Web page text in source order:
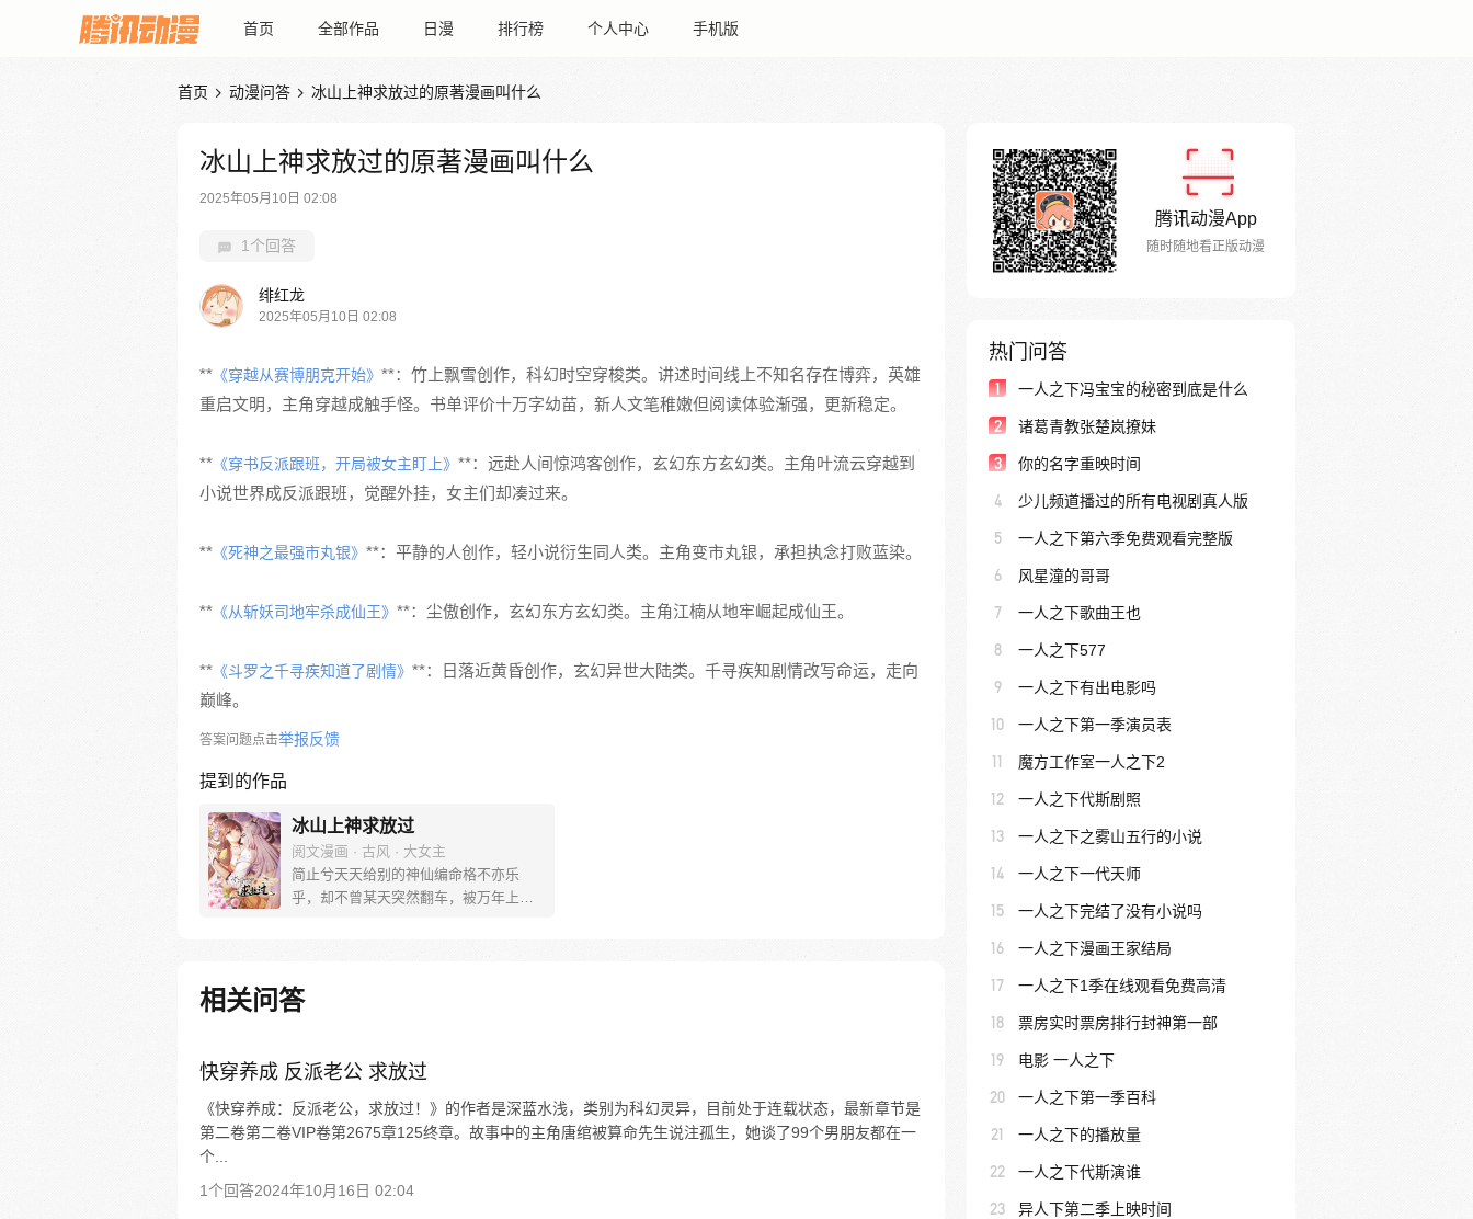
首页 全部作品 日漫 排行榜 个人中心 手机版
首页  动漫问答  冰山上神求放过的原著漫画叫什么
冰山上神求放过的原著漫画叫什么
2025年05月10日 02:08
1个回答
绯红龙
2025年05月10日 02:08
** 《穿越从赛博朋克开始》 **：竹上飘雪创作，科幻时空穿梭类。讲述时间线上不知名存在博弈，英雄
重启文明，主角穿越成触手怪。书单评价十万字幼苗，新人文笔稚嫩但阅读体验渐强，更新稳定。
** 《穿书反派跟班，开局被女主盯上》 **：远赴人间惊鸿客创作，玄幻东方玄幻类。主角叶流云穿越到
小说世界成反派跟班，觉醒外挂，女主们却凑过来。
** 《死神之最强市丸银》 **：平静的人创作，轻小说衍生同人类。主角变市丸银，承担执念打败蓝染。
** 《从斩妖司地牢杀成仙王》 **：尘傲创作，玄幻东方玄幻类。主角江楠从地牢崛起成仙王。
** 《斗罗之千寻疾知道了剧情》 **：日落近黄昏创作，玄幻异世大陆类。千寻疾知剧情改写命运，走向
巅峰。
答案问题点击举报反馈
提到的作品
冰山上神求放过
阅文漫画 · 古风 · 大女主
简止兮天天给别的神仙编命格不亦乐
乎，却不曾某天突然翻车，被万年上神
过我，我只是一介小小的司命呀……等
等，这块千年冰块，竟然化了？他这是
相关问答
快穿养成 反派老公 求放过
《快穿养成：反派老公，求放过！》的作者是深蓝水浅，类别为科幻灵异，目前处于连载状态，最新章节是
第二卷第二卷VIP卷第2675章125终章。故事中的主角唐绾被算命先生说注孤生，她谈了99个男朋友都在一
个...
1个回答2024年10月16日 02:04
腾讯动漫App
随时随地看正版动漫
热门问答
1 一人之下冯宝宝的秘密到底是什么
2 诸葛青教张楚岚撩妹
3 你的名字重映时间
4 少儿频道播过的所有电视剧真人版
5 一人之下第六季免费观看完整版
6 风星潼的哥哥
7 一人之下歌曲王也
8 一人之下577
9 一人之下有出电影吗
10 一人之下第一季演员表
11 魔方工作室一人之下2
12 一人之下代斯剧照
13 一人之下之雾山五行的小说
14 一人之下一代天师
15 一人之下完结了没有小说吗
16 一人之下漫画王家结局
17 一人之下1季在线观看免费高清
18 票房实时票房排行封神第一部
19 电影 一人之下
20 一人之下第一季百科
21 一人之下的播放量
22 一人之下代斯演谁
23 异人下第二季上映时间